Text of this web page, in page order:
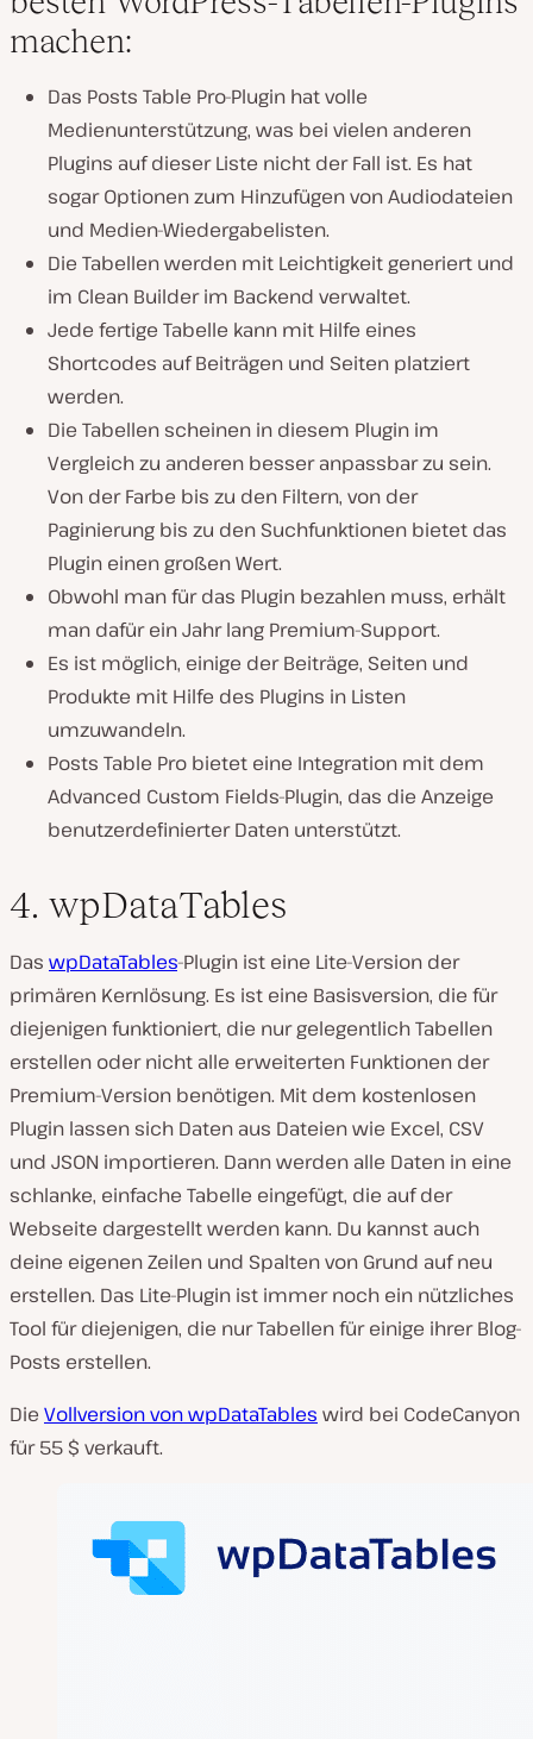
machen:
Das Posts Table Pro-Plugin hat volle
Medienunterstützung, was bei vielen anderen
Plugins auf dieser Liste nicht der Fall ist. Es hat
sogar Optionen zum Hinzufügen von Audiodateien
und Medien-Wiedergabelisten.
Die Tabellen werden mit Leichtigkeit generiert und
im Clean Builder im Backend verwaltet.
Jede fertige Tabelle kann mit Hilfe eines
Shortcodes auf Beiträgen und Seiten platziert
werden.
Die Tabellen scheinen in diesem Plugin im
Vergleich zu anderen besser anpassbar zu sein.
Von der Farbe bis zu den Filtern, von der
Paginierung bis zu den Suchfunktionen bietet das
Plugin einen großen Wert.
Obwohl man für das Plugin bezahlen muss, erhält
man dafür ein Jahr lang Premium-Support.
Es ist möglich, einige der Beiträge, Seiten und
Produkte mit Hilfe des Plugins in Listen
umzuwandeln.
Posts Table Pro bietet eine Integration mit dem
Advanced Custom Fields-Plugin, das die Anzeige
benutzerdefinierter Daten unterstützt.
4. wpDataTables
Das wpDataTables-Plugin ist eine Lite-Version der
primären Kernlösung. Es ist eine Basisversion, die für
diejenigen funktioniert, die nur gelegentlich Tabellen
erstellen oder nicht alle erweiterten Funktionen der
Premium-Version benötigen. Mit dem kostenlosen
Plugin lassen sich Daten aus Dateien wie Excel, CSV
und JSON importieren. Dann werden alle Daten in eine
schlanke, einfache Tabelle eingefügt, die auf der
Webseite dargestellt werden kann. Du kannst auch
deine eigenen Zeilen und Spalten von Grund auf neu
erstellen. Das Lite-Plugin ist immer noch ein nützliches
Tool für diejenigen, die nur Tabellen für einige ihrer Blog-
Posts erstellen.
Die Vollversion von wpDataTables wird bei CodeCanyon
für 55 $ verkauft.